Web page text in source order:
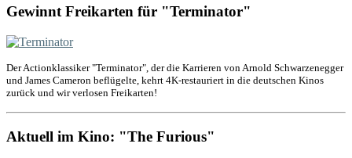
Gewinnt Freikarten für "Terminator"
Der Actionklassiker "Terminator", der die Karrieren von Arnold Schwarzenegger
und James Cameron beflügelte, kehrt 4K-restauriert in die deutschen Kinos
zurück und wir verlosen Freikarten!
Aktuell im Kino: "The Furious"